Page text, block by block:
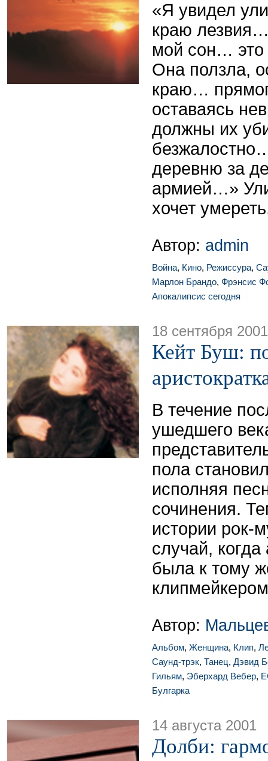
«Я увидел
краю
мой сон…
Она ползла,
краю…
оставаясь
должны их
деревню за
армией…»
хочет
Автор: admin
Война, Кино, Режиссура,
Марлон Брандо, Фрэнсис
Апокалипсис сегодня
18 сентября 2001
Кейт Буш:
В течение
ушедшего
пола
исполняя
сочинения.
истории рок-
случай, когда
была к тому
Автор:
Альбом, Женщина, Клип,
Саунд-трэк, Танец, Дэвид
Гильям, Эберхард Вебер,
Булгарка
14 августа 2001
Долби: